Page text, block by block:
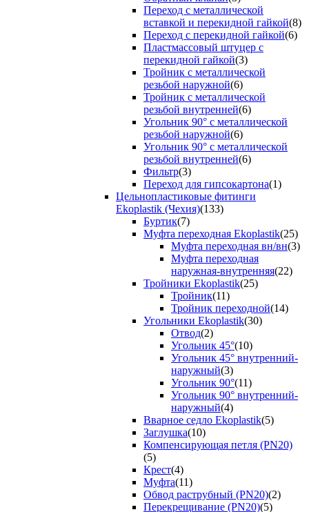
Переход с металлической
вставкой и перекидной гайкой(8)
Переход с перекидной гайкой(6)
Пластмассовый штуцер с
перекидной гайкой(3)
Тройник с металлической
резьбой наружной(6)
Тройник с металлической
резьбой внутренней(6)
Угольник 90° с металлической
резьбой наружной(6)
Угольник 90° с металлической
резьбой внутренней(6)
Фильтр(3)
Переход для гипсокартона(1)
Цельнопластиковые фитинги
Ekoplastik (Чехия)(133)
Буртик(7)
Муфта переходная Ekoplastik(25)
Муфта переходная вн/вн(3)
Муфта переходная
наружная-внутренняя(22)
Тройники Ekoplastik(25)
Тройник(11)
Тройник переходной(14)
Угольники Ekoplastik(30)
Отвод(2)
Угольник 45°(10)
Угольник 45° внутренний-
наружный(3)
Угольник 90°(11)
Угольник 90° внутренний-
наружный(4)
Вварное седло Ekoplastik(5)
Заглушка(10)
Компенсирующая петля (PN20)
(5)
Крест(4)
Муфта(11)
Обвод раструбный (PN20)(2)
Перекрещивание (PN20)(5)